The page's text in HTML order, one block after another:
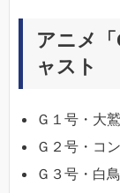
アニメ
ャスト
Ｇ１号・大
Ｇ２号・コ
Ｇ３号・白